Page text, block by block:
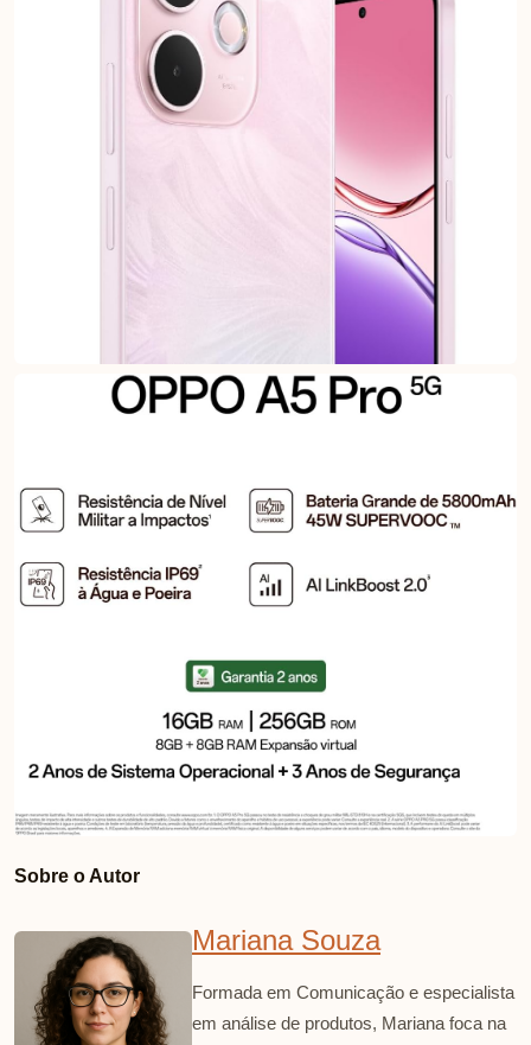
Sobre o Autor
Mariana Souza
Formada em Comunicação e especialista
em análise de produtos, Mariana foca na